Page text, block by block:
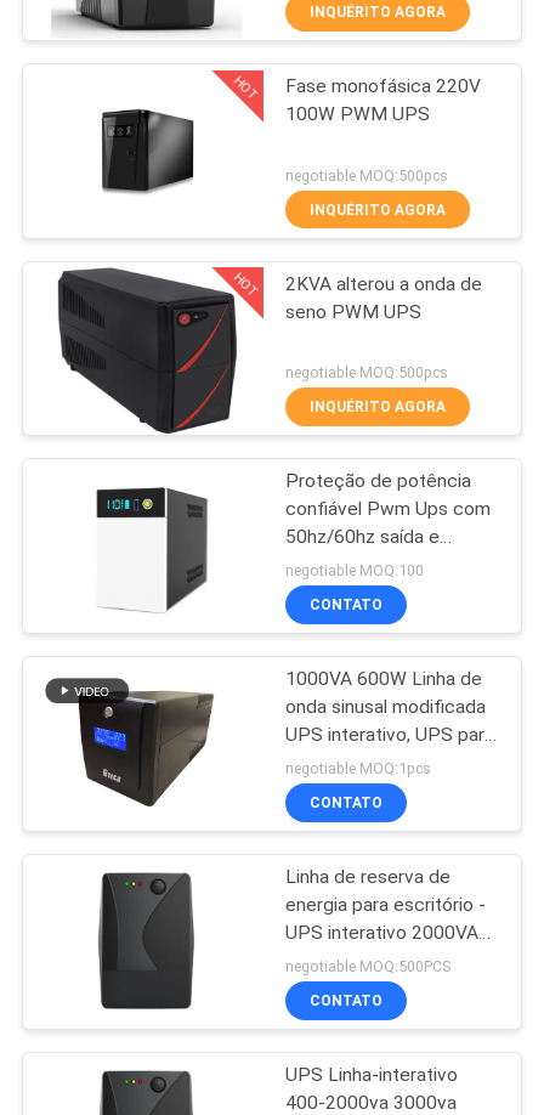
CONTROLE
QUALIDADE
NOS
NOTÍCIAS
SOLICITE UM
ORÇAMENTO
POLÍTICA
PRIVACIDADE
PWM UPS
UPS linha de alta
freqüência
UPS em linha
modular
22
UPS de baixa
frequência Online
INQUÉRITO AGORA
HOT
Fase monofásica 220V
100W PWM UPS
negotiable MOQ:500pcs
INQUÉRITO AGORA
HOT
2KVA alterou a onda de
seno PWM UPS
negotiable MOQ:500pcs
INQUÉRITO AGORA
Proteção de potência
confiável Pwm Ups com
50hz/60hz saída e
entrada
negotiable MOQ:100
CONTATO
1000VA 600W Linha de
onda sinusal modificada
UPS interativo, UPS para
computadores
negotiable MOQ:1pcs
CONTATO
Linha de reserva de
energia para escritório -
UPS interativo 2000VA
1200W com proteção
contra sobre-
temperatura e tensão de
negotiable MOQ:500PCS
CONTATO
UPS Linha-interativo
400-2000va 3000va